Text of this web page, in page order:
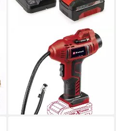
Akku-Handkompressor Set
bestehend aus Akku-
Autokompressor CE-CC 18
Li-Solo Power X-Change
95,93 €
lieferbar - in 2-3 Werktagen bei dir